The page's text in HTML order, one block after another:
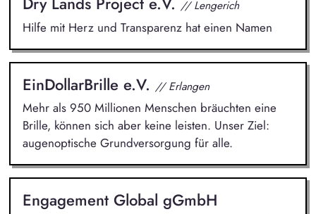
// Lengerich
Hilfe mit Herz und Transparenz hat einen Namen
EinDollarBrille e.V. // Erlangen
Mehr als 950 Millionen Menschen bräuchten eine
Brille, können sich aber keine leisten. Unser Ziel:
augenoptische Grundversorgung für alle.
Engagement Global gGmbH